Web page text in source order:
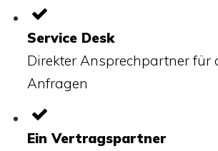
Service Desk
Direkter Ansprechpartner für
Anfragen
Ein Vertragspartner